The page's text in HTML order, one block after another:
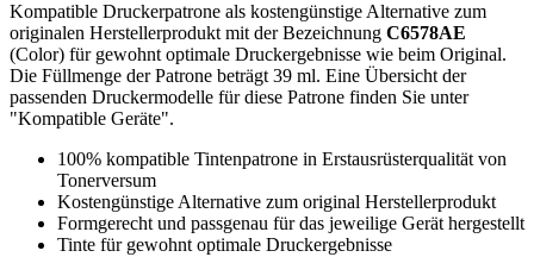
Kompatible Druckerpatrone als kostengünstige Alternative zum
originalen Herstellerprodukt mit der Bezeichnung C6578AE
(Color) für gewohnt optimale Druckergebnisse wie beim Original.
Die Füllmenge der Patrone beträgt 39 ml. Eine Übersicht der
passenden Druckermodelle für diese Patrone finden Sie unter
"Kompatible Geräte".
100% kompatible Tintenpatrone in Erstausrüsterqualität von
Tonerversum
Kostengünstige Alternative zum original Herstellerprodukt
Formgerecht und passgenau für das jeweilige Gerät hergestellt
Tinte für gewohnt optimale Druckergebnisse